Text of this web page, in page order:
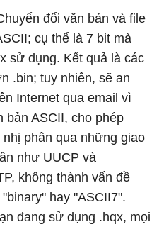
đổi văn bản và file
cụ thể là 7 bit mà
sử dụng. Kết quả là các
.bin; tuy nhiên, sẽ an
Internet qua email vì
bản ASCII, cho phép
phân qua những giao
như UUCP và
không thành vấn đề
hay "ASCII7".
đang sử dụng .hqx, mọi